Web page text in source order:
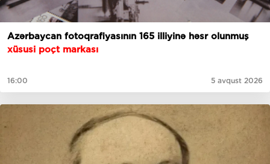
Azərbaycan fotoqrafiyasının 165 illiyinə həsr olunmuş
xüsusi poçt markası
16:00 5 avqust 2026